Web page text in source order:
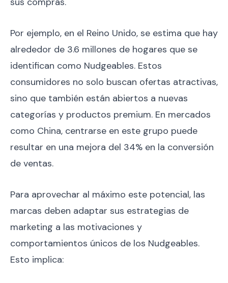
Por ejemplo, en el Reino Unido, se estima que hay
alrededor de 3.6 millones de hogares que se
identifican como Nudgeables. Estos
consumidores no solo buscan ofertas atractivas,
sino que también están abiertos a nuevas
categorías y productos premium. En mercados
como China, centrarse en este grupo puede
resultar en una mejora del 34% en la conversión
de ventas.
Para aprovechar al máximo este potencial, las
marcas deben adaptar sus estrategias de
marketing a las motivaciones y
comportamientos únicos de los Nudgeables.
Esto implica: